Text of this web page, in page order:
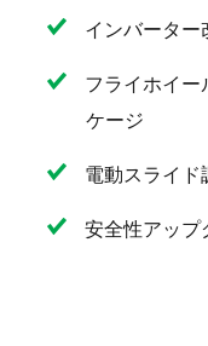
インバーター
フライホイー
ケージ
電動スライド
安全性アップ